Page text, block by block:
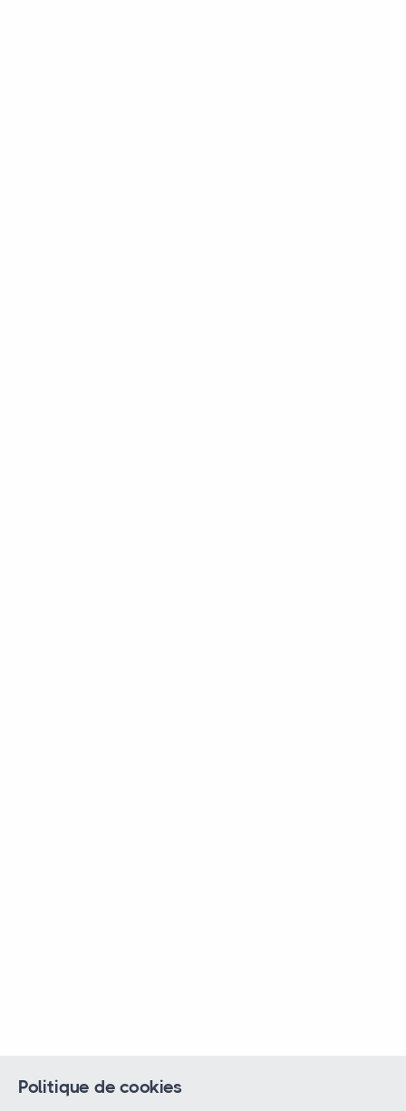
Politique de cookies